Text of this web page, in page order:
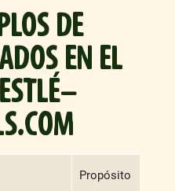
DE
EN EL
Propósito